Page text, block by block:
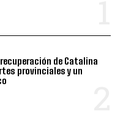
de Catalina
provinciales y un